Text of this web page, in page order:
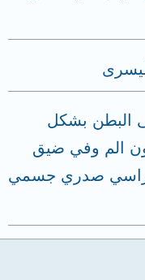
البطن بشكل
الم وفي ضيق
راسي صدري جسمي